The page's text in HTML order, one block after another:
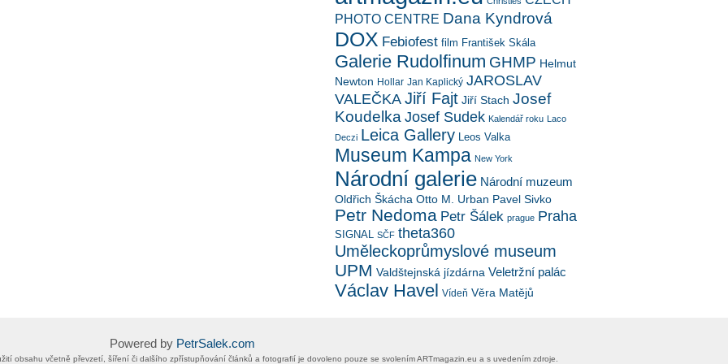
PHOTO CENTRE Dana Kyndrová
DOX Febiofest film František Skála
Galerie Rudolfinum GHMP Helmut
Newton Hollar Jan Kaplický JAROSLAV
VALEČKA Jiří Fajt Jiří Stach Josef
Koudelka Josef Sudek Kalendář roku
Laco
Deczi Leica Gallery Leos Valka
Museum Kampa New York
Národní galerie Národní muzeum
Oldřich Škácha Otto M. Urban Pavel Sivko
Petr Nedoma Petr Šálek prague Praha
SIGNAL SČF theta360
Uměleckoprůmyslové museum
UPM Valdštejnská jízdárna Veletržní palác
Václav Havel Vídeň Věra Matějů
Powered by PetrSalek.com
obsahu včetně převzetí, šíření či dalšího zpřístupňování článků a fotografií je dovoleno pouze se svolením ​ARTmagazin.eu​ ​a s uvedením zdroje.